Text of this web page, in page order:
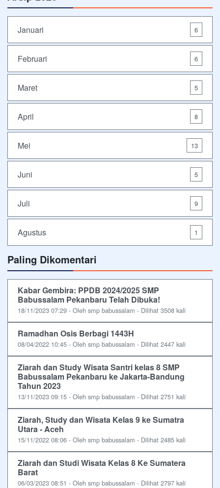
Januari 6
Februari 6
Maret 5
April 8
Mei 13
Juni 5
Juli 9
Agustus 1
Paling Dikomentari
Kabar Gembira: PPDB 2024/2025 SMP
Babussalam Pekanbaru Telah Dibuka!
18/11/2023 07:29 - Oleh smp babussalam - Dilihat 3508 kali
Ramadhan Osis Berbagi 1443H
08/04/2022 10:45 - Oleh smp babussalam - Dilihat 2447 kali
Ziarah dan Study Wisata Santri kelas 8 SMP
Babussalam Pekanbaru ke Jakarta-Bandung
Tahun 2023
13/11/2023 09:15 - Oleh smp babussalam - Dilihat 2751 kali
Ziarah, Study dan Wisata Kelas 9 ke Sumatra
Utara - Aceh
15/11/2022 08:06 - Oleh smp babussalam - Dilihat 2485 kali
Ziarah dan Studi Wisata Kelas 8 Ke Sumatera
Barat
06/03/2023 08:51 - Oleh smp babussalam - Dilihat 2797 kali